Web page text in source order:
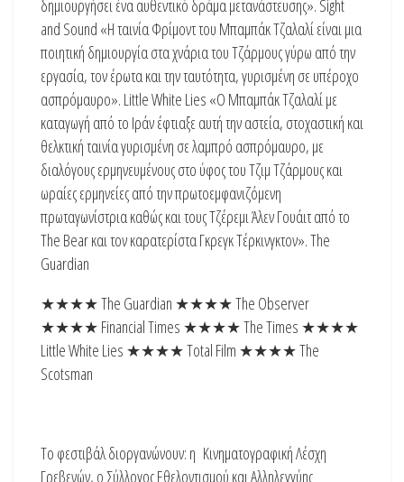
δημιουργήσει ένα αυθεντικό δράμα μετανάστευσης». Sight
and Sound «Η ταινία Φρίμοντ του Μπαμπάκ Τζαλαλί είναι μια
ποιητική δημιουργία στα χνάρια του Τζάρμους γύρω από την
εργασία, τον έρωτα και την ταυτότητα, γυρισμένη σε υπέροχο
ασπρόμαυρο». Little White Lies «O Μπαμπάκ Τζαλαλί με
καταγωγή από το Ιράν έφτιαξε αυτή την αστεία, στοχαστική και
θελκτική ταινία γυρισμένη σε λαμπρό ασπρόμαυρο, με
διαλόγους ερμηνευμένους στο ύφος του Τζιμ Τζάρμους και
ωραίες ερμηνείες από την πρωτοεμφανιζόμενη
πρωταγωνίστρια καθώς και τους Τζέρεμι Άλεν Γουάιτ από το
The Bear και τον καρατερίστα Γκρεγκ Τέρκινγκτον». The
Guardian
★★★★ The Guardian ★★★★ The Observer
★★★★ Financial Times ★★★★ The Times ★★★★
Little White Lies ★★★★ Total Film ★★★★ The
Scotsman
Το φεστιβάλ διοργανώνουν: η Κινηματογραφική Λέσχη
Γρεβενών, ο Σύλλογος Εθελοντισμού και Αλληλεγγύης